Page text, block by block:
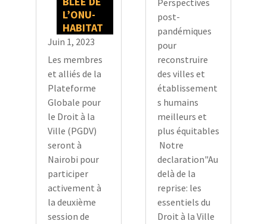
L’ONU-
HABITAT
Juin 1, 2023
Les membres
et alliés de la
Plateforme
Globale pour
le Droit à la
Ville (PGDV)
seront à
Nairobi pour
participer
activement à
la deuxième
session de
Perspectives
post-
pandémiques
pour
reconstruire
des villes et
établissement
s humains
meilleurs et
plus équitables
Notre
declaration"Au
delà de la
reprise: les
essentiels du
Droit à la Ville